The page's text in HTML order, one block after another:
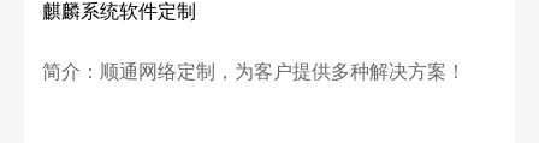
麒麟系统软件定制
简介：顺通网络定制，为客户提供多种解决方案！